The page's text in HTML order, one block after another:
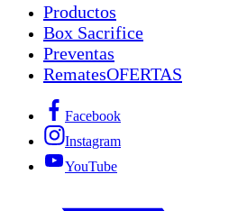
Productos
Box Sacrifice
Preventas
RematesOFERTAS
Facebook
Instagram
YouTube